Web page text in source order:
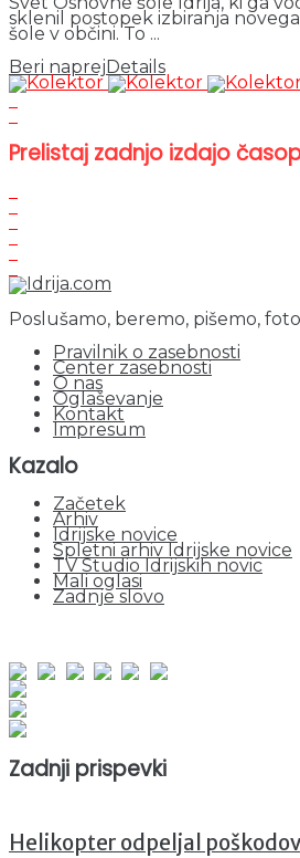
sklenil postopek izbiranja
šole v občini. To ...
Beri naprejDetails
Prelistaj zadnjo izdajo
Poslušamo, beremo, pišemo,
Pravilnik o zasebnosti
Center zasebnosti
O nas
Oglaševanje
Kontakt
Impresum
Kazalo
Začetek
Arhiv
Idrijske novice
Spletni arhiv Idrijske novice
TV Studio Idrijskih novic
Mali oglasi
Zadnje slovo
Zadnji prispevki
Helikopter odpeljal